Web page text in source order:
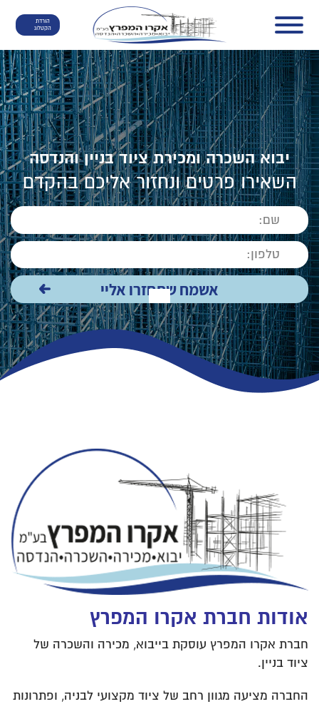
הורדת
הקטלוג
יבוא השכרה ומכירת ציוד בניין והנדסה
השאירו פרטים ונחזור אליכם בהקדם
אודות חברת אקרו המפרץ
חברת אקרו המפרץ עוסקת בייבוא, מכירה והשכרה של
ציוד בניין.
החברה מציעה מגוון רחב של ציוד מקצועי לבניה, ופתרונות